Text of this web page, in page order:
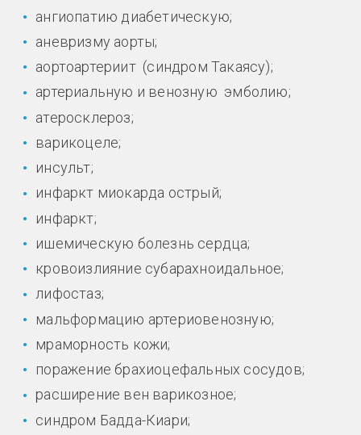
ангиопатию диабетическую;
аневризму аорты;
аортоартериит (синдром Такаясу);
артериальную и венозную эмболию;
атеросклероз;
варикоцеле;
инсульт;
инфаркт миокарда острый;
инфаркт;
ишемическую болезнь сердца;
кровоизлияние субарахноидальное;
лифостаз;
мальформацию артериовенозную;
мраморность кожи;
поражение брахиоцефальных сосудов;
расширение вен варикозное;
синдром Бадда-Киари;